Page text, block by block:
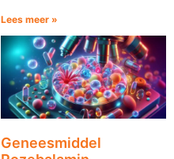
Lees meer »
Geneesmiddel